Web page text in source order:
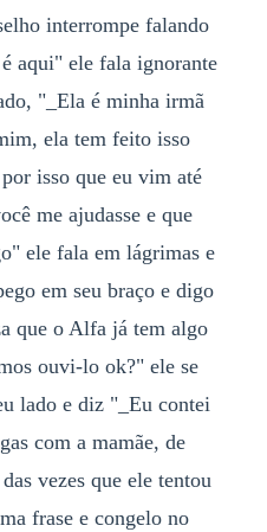
interrompe falando
aqui" ele fala ignorante
"_Ela é minha irmã
ela tem feito isso
isso que eu vim até
me ajudasse e que
ele fala em lágrimas e
em seu braço e digo
que o Alfa já tem algo
ouvi-lo ok?" ele se
lado e diz "_Eu contei
com a mamãe, de
vezes que ele tentou
frase e congelo no